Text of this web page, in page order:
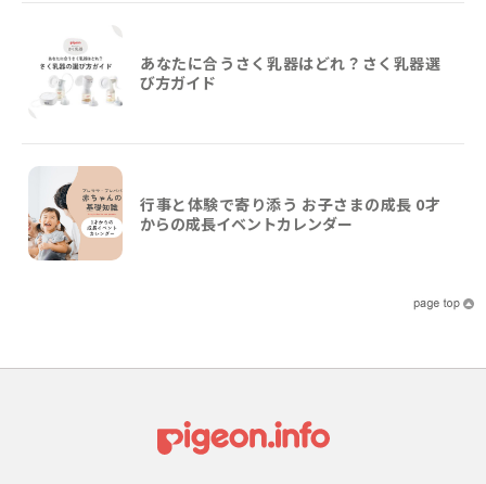
あなたに合うさく乳器はどれ？さく乳器選
び方ガイド
行事と体験で寄り添う お子さまの成長 0才
からの成長イベントカレンダー